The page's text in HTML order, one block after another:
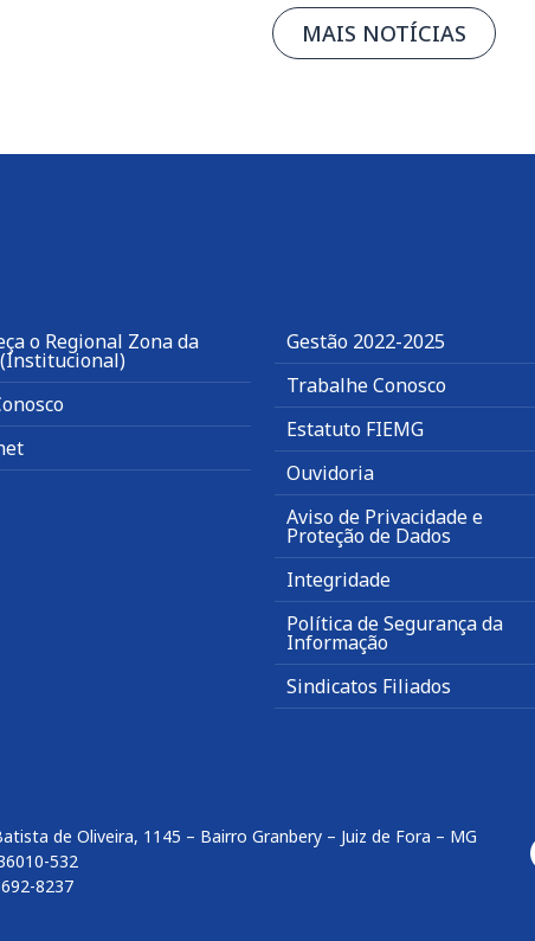
MAIS NOTÍCIAS
o Regional Zona da
Gestão 2022-2025
Trabalhe Conosco
Estatuto FIEMG
Ouvidoria
Aviso de Privacidade e
Proteção de Dados
Integridade
Política de Segurança da
Informação
Sindicatos Filiados
de Oliveira, 1145 – Bairro Granbery – Juiz de Fora – MG
532
8237